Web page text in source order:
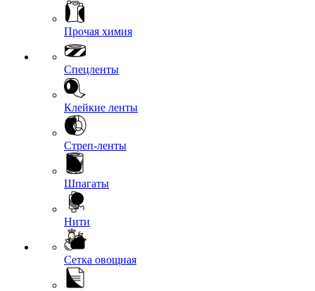
Прочая химия
Спецленты
Клейкие ленты
Стреп-ленты
Шпагаты
Нити
Сетка овощная